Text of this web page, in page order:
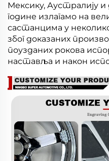
Мексику, Аустралију
године излагамо на
састанцима у
због доказаних
поузданих рокова
наставља и након